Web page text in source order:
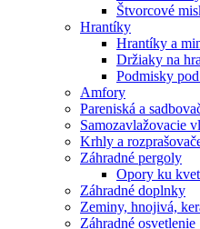
Štvorcové
Hrantíky
Hrantíky a
Držiaky na
Podmisky
Amfory
Pareniská a
Samozavlažovacie
Krhly a
Záhradné pergoly
Opory ku
Záhradné doplnky
Zeminy, hnojivá,
Záhradné osvetlenie